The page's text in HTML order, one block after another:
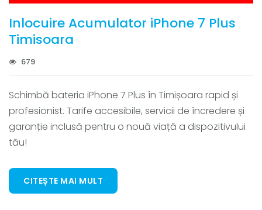
Inlocuire Acumulator iPhone 7 Plus
Timisoara
679
Schimbă bateria iPhone 7 Plus în Timișoara rapid și
profesionist. Tarife accesibile, servicii de încredere și
garanție inclusă pentru o nouă viață a dispozitivului
tău!
CITEȘTE MAI MULT